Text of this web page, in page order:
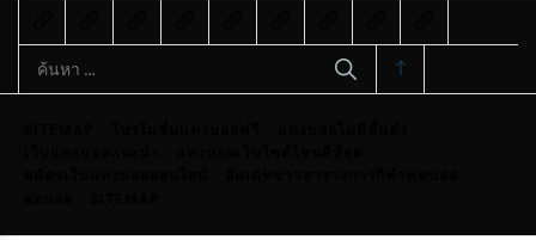
ค้นหา
สำหรับ: